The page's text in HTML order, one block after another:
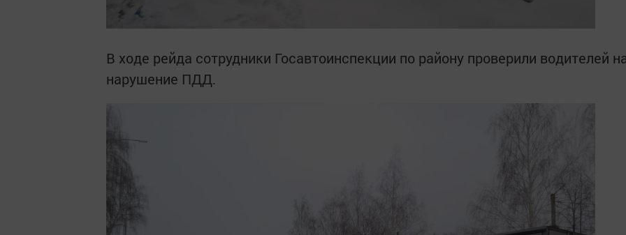
В ходе рейда сотрудники Госавтоинспекции по району проверили водителей
нарушение ПДД.